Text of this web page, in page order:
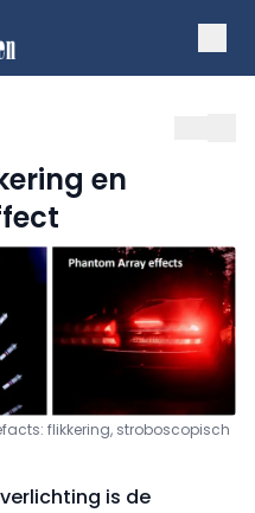
en
flikkering, stroboscopisch
is de